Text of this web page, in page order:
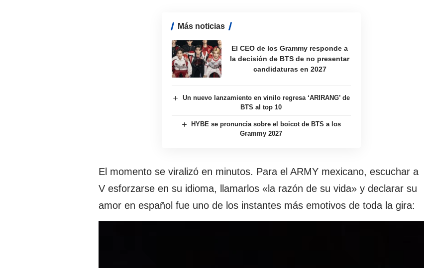
Más noticias
El CEO de los Grammy responde a
la decisión de BTS de no presentar
candidaturas en 2027
Un nuevo lanzamiento en vinilo regresa ‘ARIRANG’ de
BTS al top 10
HYBE se pronuncia sobre el boicot de BTS a los
Grammy 2027
El momento se viralizó en minutos. Para el ARMY mexicano, escuchar a
V esforzarse en su idioma, llamarlos «la razón de su vida» y declarar su
amor en español fue uno de los instantes más emotivos de toda la gira: